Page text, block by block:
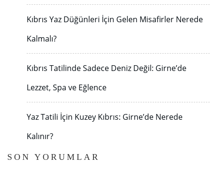
Kıbrıs Yaz Düğünleri İçin Gelen Misafirler Nerede
Kalmalı?
Kıbrıs Tatilinde Sadece Deniz Değil: Girne’de
Lezzet, Spa ve Eğlence
Yaz Tatili İçin Kuzey Kıbrıs: Girne’de Nerede
Kalınır?
SON YORUMLAR